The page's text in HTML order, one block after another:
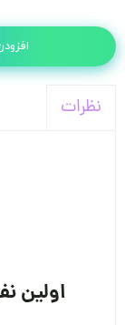
نظرات
اولین